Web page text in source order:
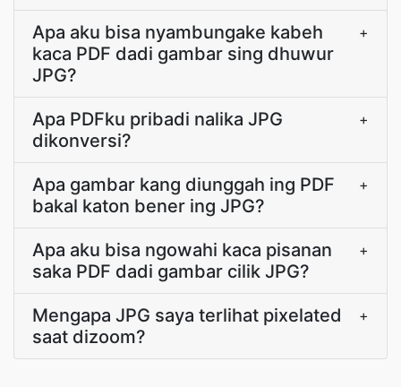
Apa aku bisa nyambungake kabeh
kaca PDF dadi gambar sing dhuwur
JPG?
+
Apa PDFku pribadi nalika JPG
dikonversi?
+
Apa gambar kang diunggah ing PDF
bakal katon bener ing JPG?
+
Apa aku bisa ngowahi kaca pisanan
saka PDF dadi gambar cilik JPG?
+
Mengapa JPG saya terlihat pixelated
saat dizoom?
+